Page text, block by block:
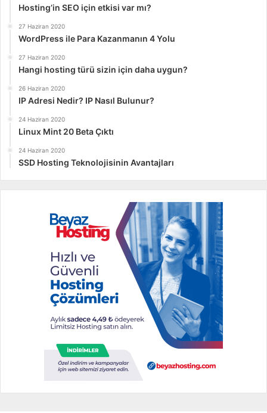
Hosting’in SEO için etkisi var mı?
27 Haziran 2020
WordPress ile Para Kazanmanın 4 Yolu
27 Haziran 2020
Hangi hosting türü sizin için daha uygun?
26 Haziran 2020
IP Adresi Nedir? IP Nasıl Bulunur?
24 Haziran 2020
Linux Mint 20 Beta Çıktı
24 Haziran 2020
SSD Hosting Teknolojisinin Avantajları